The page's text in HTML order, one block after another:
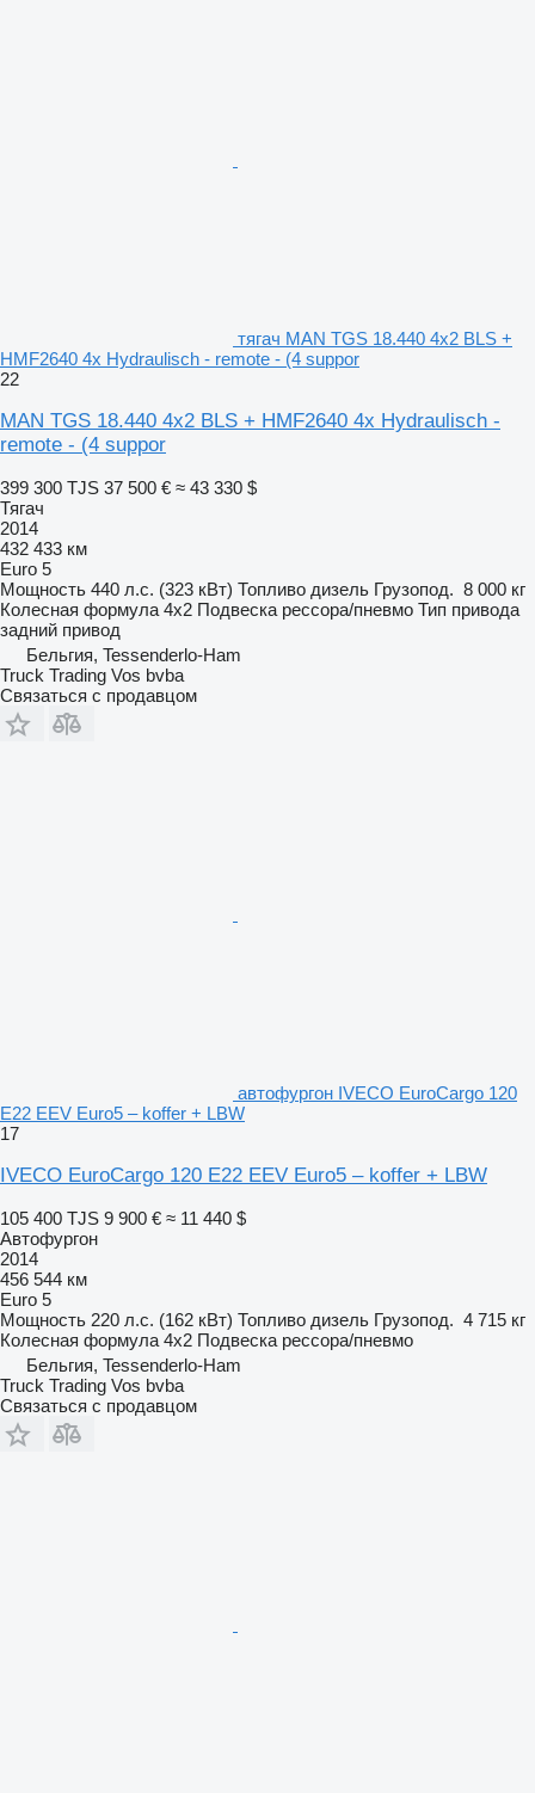
тягач MAN TGS 18.440 4x2 BLS +
HMF2640 4x Hydraulisch - remote - (4 suppor
22
MAN TGS 18.440 4x2 BLS + HMF2640 4x Hydraulisch -
remote - (4 suppor
399 300 TJS 37 500 € ≈ 43 330 $
Тягач
2014
432 433 км
Euro 5
Мощность 440 л.с. (323 кВт) Топливо дизель Грузопод. 8 000 кг
Колесная формула 4x2 Подвеска рессора/пневмо Тип привода
задний привод
Бельгия, Tessenderlo-Ham
Truck Trading Vos bvba
Связаться с продавцом
автофургон IVECO EuroCargo 120
E22 EEV Euro5 – koffer + LBW
17
IVECO EuroCargo 120 E22 EEV Euro5 – koffer + LBW
105 400 TJS 9 900 € ≈ 11 440 $
Автофургон
2014
456 544 км
Euro 5
Мощность 220 л.с. (162 кВт) Топливо дизель Грузопод. 4 715 кг
Колесная формула 4x2 Подвеска рессора/пневмо
Бельгия, Tessenderlo-Ham
Truck Trading Vos bvba
Связаться с продавцом